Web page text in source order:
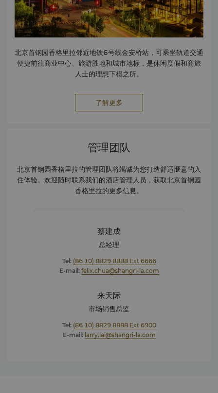
北京首钢园香格里拉邻近地铁6号线金安桥站，可乘坐轨道交通
便捷前往商业中心、旅游胜地和城市地标，是休闲度假和商旅
人士的理想下榻之所。
了解更多
管理团队
北京首钢园香格里拉的管理团队将竭诚为您打造舒适惬意的入
住体验。欢迎随时联系我们的酒店管理人员，获取北京首钢园
香格里拉的更多信息。
蔡建成
总经理
Tel: (86 10) 8829 8888 Ext 6666
E-mail: felix.chua@shangri-la.com
来天际
市场销售总监
Tel: (86 10) 8829 8888 Ext 6900
E-mail: larry.lai@shangri-la.com